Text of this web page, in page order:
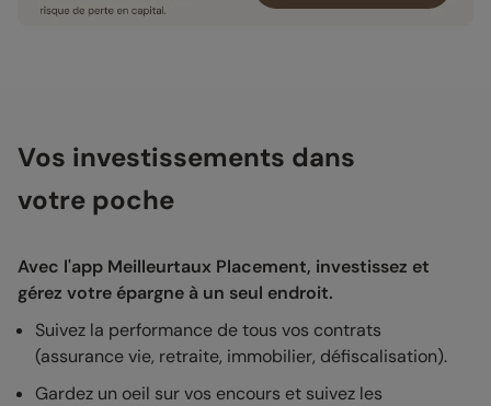
Vos investissements dans
votre poche
Avec l'app Meilleurtaux Placement, investissez et
gérez votre épargne à un seul endroit.
Suivez la performance de tous vos contrats
(assurance vie, retraite, immobilier, défiscalisation).
Gardez un oeil sur vos encours et suivez les